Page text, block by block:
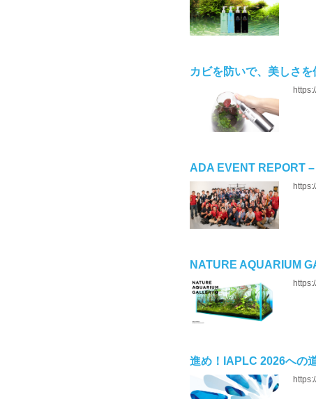
カビを防いで、美しさ
ADA EVENT REPORT
NATURE AQUARIUM
進め！IAPLC 2026への